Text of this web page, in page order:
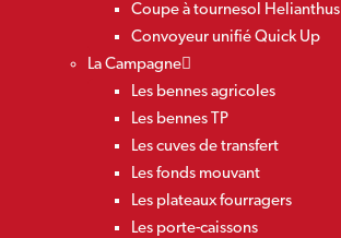
Coupe à tournesol Helianthus
Convoyeur unifié Quick Up
La Campagne
Les bennes agricoles
Les bennes TP
Les cuves de transfert
Les fonds mouvant
Les plateaux fourragers
Les porte-caissons